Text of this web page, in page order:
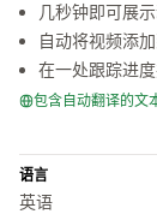
几秒钟即可展
自动将视频添
在一处跟踪进
包含自动翻译的文
语言
英语